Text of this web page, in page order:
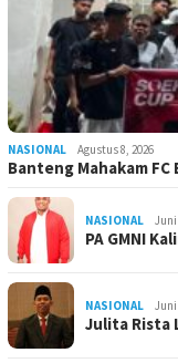
NASIONAL Agustus 8, 2026
Banteng Mahakam
NASIONAL Juni
PA GMNI
NASIONAL Juni
Julita Rista